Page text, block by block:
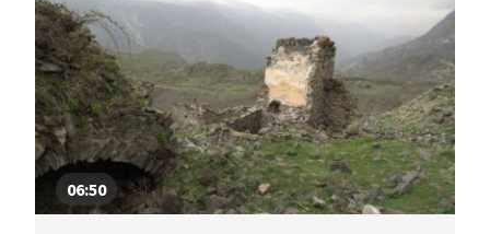
přicházejí? Jak se environmentální migrace
projeví v České republice? Nejen na tyto otázky
odpovídá Jan Schroth z Mezinárodní organizace
pro migraci v Praze.
06:50